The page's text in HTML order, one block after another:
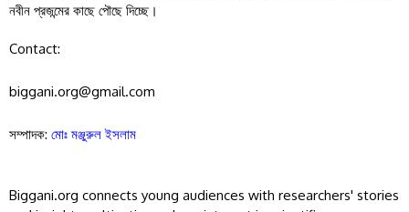
নবীন প্রজন্মের কাছে পৌছে দিচ্ছে।
Contact:
biggani.org@gmail.com
সম্পাদক: মোঃ মঞ্জুরুল ইসলাম
Biggani.org connects young audiences with researchers' stories